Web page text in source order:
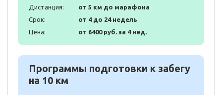
Дистанция:
от 5 км до марафона
Срок:
от 4 до 24 недель
Цена:
от 6400 руб. за 4 нед.
Программы подготовки к забегу
на 10 км